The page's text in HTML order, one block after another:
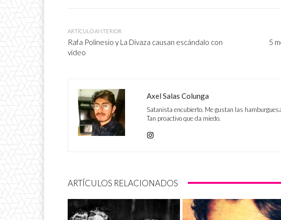
ARTÍCULO ANTERIOR
Rafa Polinesio y La Divaza causan escándalo con
video
5
Axel Salas Colunga
Satanista encubierto. Me gustan las
Tan proactivo que da miedo.
ARTÍCULOS RELACIONADOS